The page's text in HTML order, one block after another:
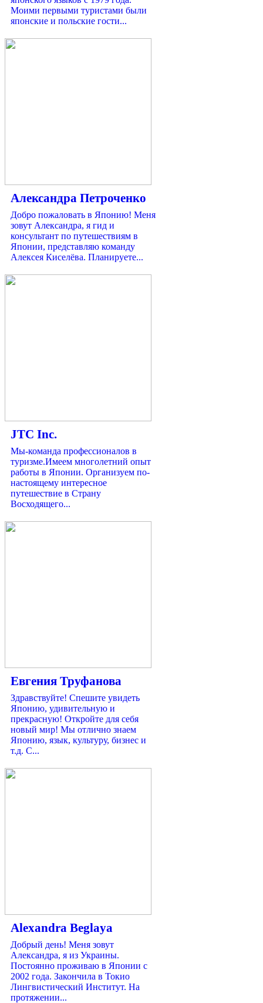
Моими первыми туристами были
японские и польские гости...
Александра Петроченко
Добро пожаловать в Японию! Меня
зовут Александра, я гид и
консультант по путешествиям в
Японии, представляю команду
Алексея Киселёва. Планируете...
JTC Inc.
Мы-команда профессионалов в
туризме.Имеем многолетний опыт
работы в Японии. Организуем по-
настоящему интересное
путешествие в Страну
Восходящего...
Евгения Труфанова
Здравствуйте! Спешите увидеть
Японию, удивительную и
прекрасную! Откройте для себя
новый мир! Мы отлично знаем
Японию, язык, культуру, бизнес и
т.д. С...
Alexandra Beglaya
Добрый день! Меня зовут
Александра, я из Украины.
Постоянно проживаю в Японии с
2002 года. Закончила в Токио
Лингвистический Институт. На
протяжении...